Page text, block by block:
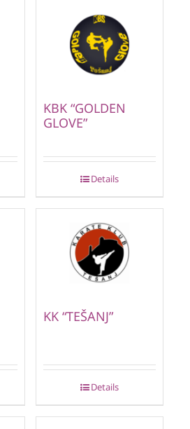
KBK “GOLDEN
GLOVE”
Details
KK “TEŠANJ”
Details